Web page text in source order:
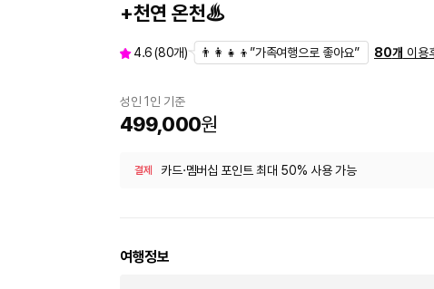
+천연 온천♨
4.6(80개) 👨‍👩‍👧‍👦”가족여행으로 좋아요” 80개 이용
성인 1인 기준
499,000원
결제 카드·멤버십 포인트 최대 50% 사용 가능
여행정보